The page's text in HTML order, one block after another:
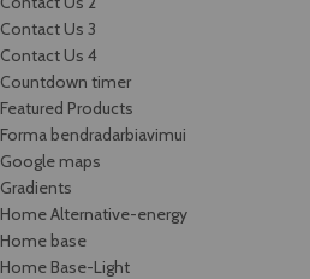
Contact Us 3
Contact Us 4
Countdown timer
Featured Products
Forma bendradarbiavimui
Google maps
Gradients
Home Alternative-energy
Home base
Home Base-Light